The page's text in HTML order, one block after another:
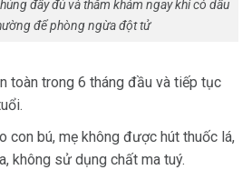
đầy đủ và thăm khám ngay khi có dấu
để phòng ngừa đột tử
toàn trong 6 tháng đầu và tiếp tục
con bú, mẹ không được hút thuốc lá,
không sử dụng chất ma tuý.